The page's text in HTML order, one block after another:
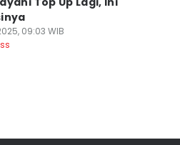
09:03 WIB